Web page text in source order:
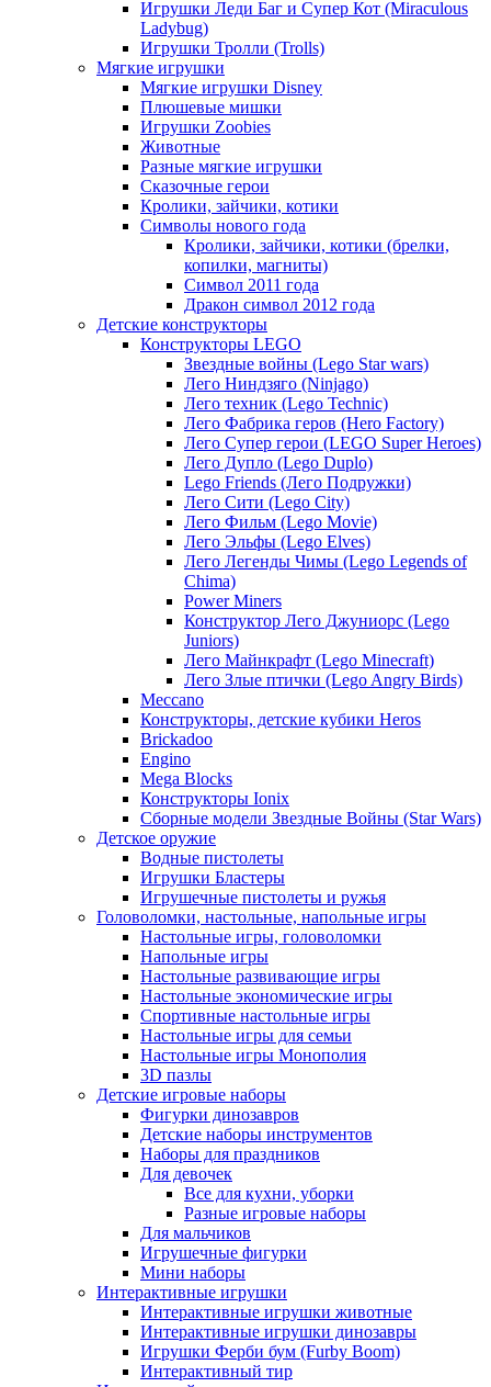
Игрушки Леди Баг и Супер Кот (Miraculous
Ladybug)
Игрушки Тролли (Trolls)
Мягкие игрушки
Мягкие игрушки Disney
Плюшевые мишки
Игрушки Zoobies
Животные
Разные мягкие игрушки
Сказочные герои
Кролики, зайчики, котики
Символы нового года
Кролики, зайчики, котики (брелки,
копилки, магниты)
Cимвол 2011 года
Дракон символ 2012 года
Детские конструкторы
Конструкторы LEGO
Звездные войны (Lego Star wars)
Лего Ниндзяго (Ninjago)
Лего техник (Lego Technic)
Лего Фабрика геров (Hero Factory)
Лего Супер герои (LEGO Super Heroes)
Лего Дупло (Lego Duplo)
Lego Friends (Лего Подружки)
Лего Сити (Lego City)
Лего Фильм (Lego Movie)
Лего Эльфы (Lego Elves)
Лего Легенды Чимы (Lego Legends of
Chima)
Power Miners
Конструктор Лего Джуниорс (Lego
Juniors)
Лего Майнкрафт (Lego Minecraft)
Лего Злые птички (Lego Angry Birds)
Meccano
Конструкторы, детские кубики Heros
Brickadoo
Engino
Mega Blocks
Конструкторы Ionix
Сборные модели Звездные Войны (Star Wars)
Детское оружие
Водные пистолеты
Игрушки Бластеры
Игрушечные пистолеты и ружья
Головоломки, настольные, напольные игры
Настольные игры, головоломки
Напольные игры
Настольные развивающие игры
Настольные экономические игры
Спортивные настольные игры
Настольные игры для семьи
Настольные игры Монополия
3D пазлы
Детские игровые наборы
Фигурки динозавров
Детские наборы инструментов
Наборы для праздников
Для девочек
Все для кухни, уборки
Разные игровые наборы
Для мальчиков
Игрушечные фигурки
Мини наборы
Интерактивные игрушки
Интерактивные игрушки животные
Интерактивные игрушки динозавры
Игрушки Ферби бум (Furby Boom)
Интерактивный тир